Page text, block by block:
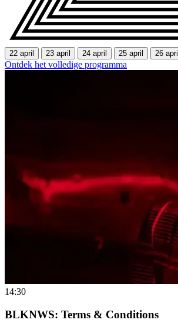
22 april 23 april 24 april 25 april 26 april
Ontdek het volledige programma
14:30
BLKNWS: Terms & Conditions